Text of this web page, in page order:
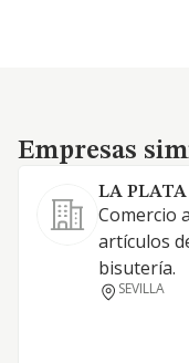
Empresas similares
Empresas
LA PLATA
Comercio
artículos
bisutería.
SEVILLA